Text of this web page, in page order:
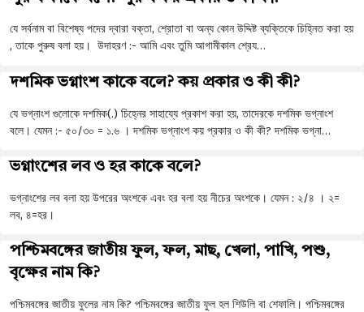
যে সর্বনাম বা বিশেষ্য পদের দ্বারা বক্তা, শ্রোতা বা অন্য কোন উদ্দিষ্ট ব্যক্তিকে চিহ্নিত করা হয়
, তাকে পুরুষ বলা হয়। উদাহরণ :- আমি এবং তুমি আগামীকাল শ্রেয…
দশমিক ভগ্নাংশ কাকে বলে? কয় প্রকার ও কী কী?
যে ভগ্নাংশ গুলোকে দশমিক(.) চিহ্নের সাহায্যে প্রকাশ করা হয়, তাদেরকে দশমিক ভগ্নাংশ
বলে। যেমন :- ৫০/৩০ = ১.৬ । দশমিক ভগ্নাংশ কয় প্রকার ও কী কী? দশমিক ভগ্না…
ভগ্নাংশের লব ও হর কাকে বলে?
ভগ্নাংশের লব বলা হয় উপরের অংশকে এবং হর বলা হয় নীচের অংশকে। যেমন : ২/৪ । ২=
লব, ৪=হর।
পশ্চিমবঙ্গের জাতীয় ফুল, ফল, মাছ, খেলা, পাখি, পশু,
বৃক্ষের নাম কি?
পশ্চিমবঙ্গের জাতীয় ফুলের নাম কি? পশ্চিমবঙ্গের জাতীয় ফুল হল শিউলি বা শেফালি। পশ্চিমবঙ্গের